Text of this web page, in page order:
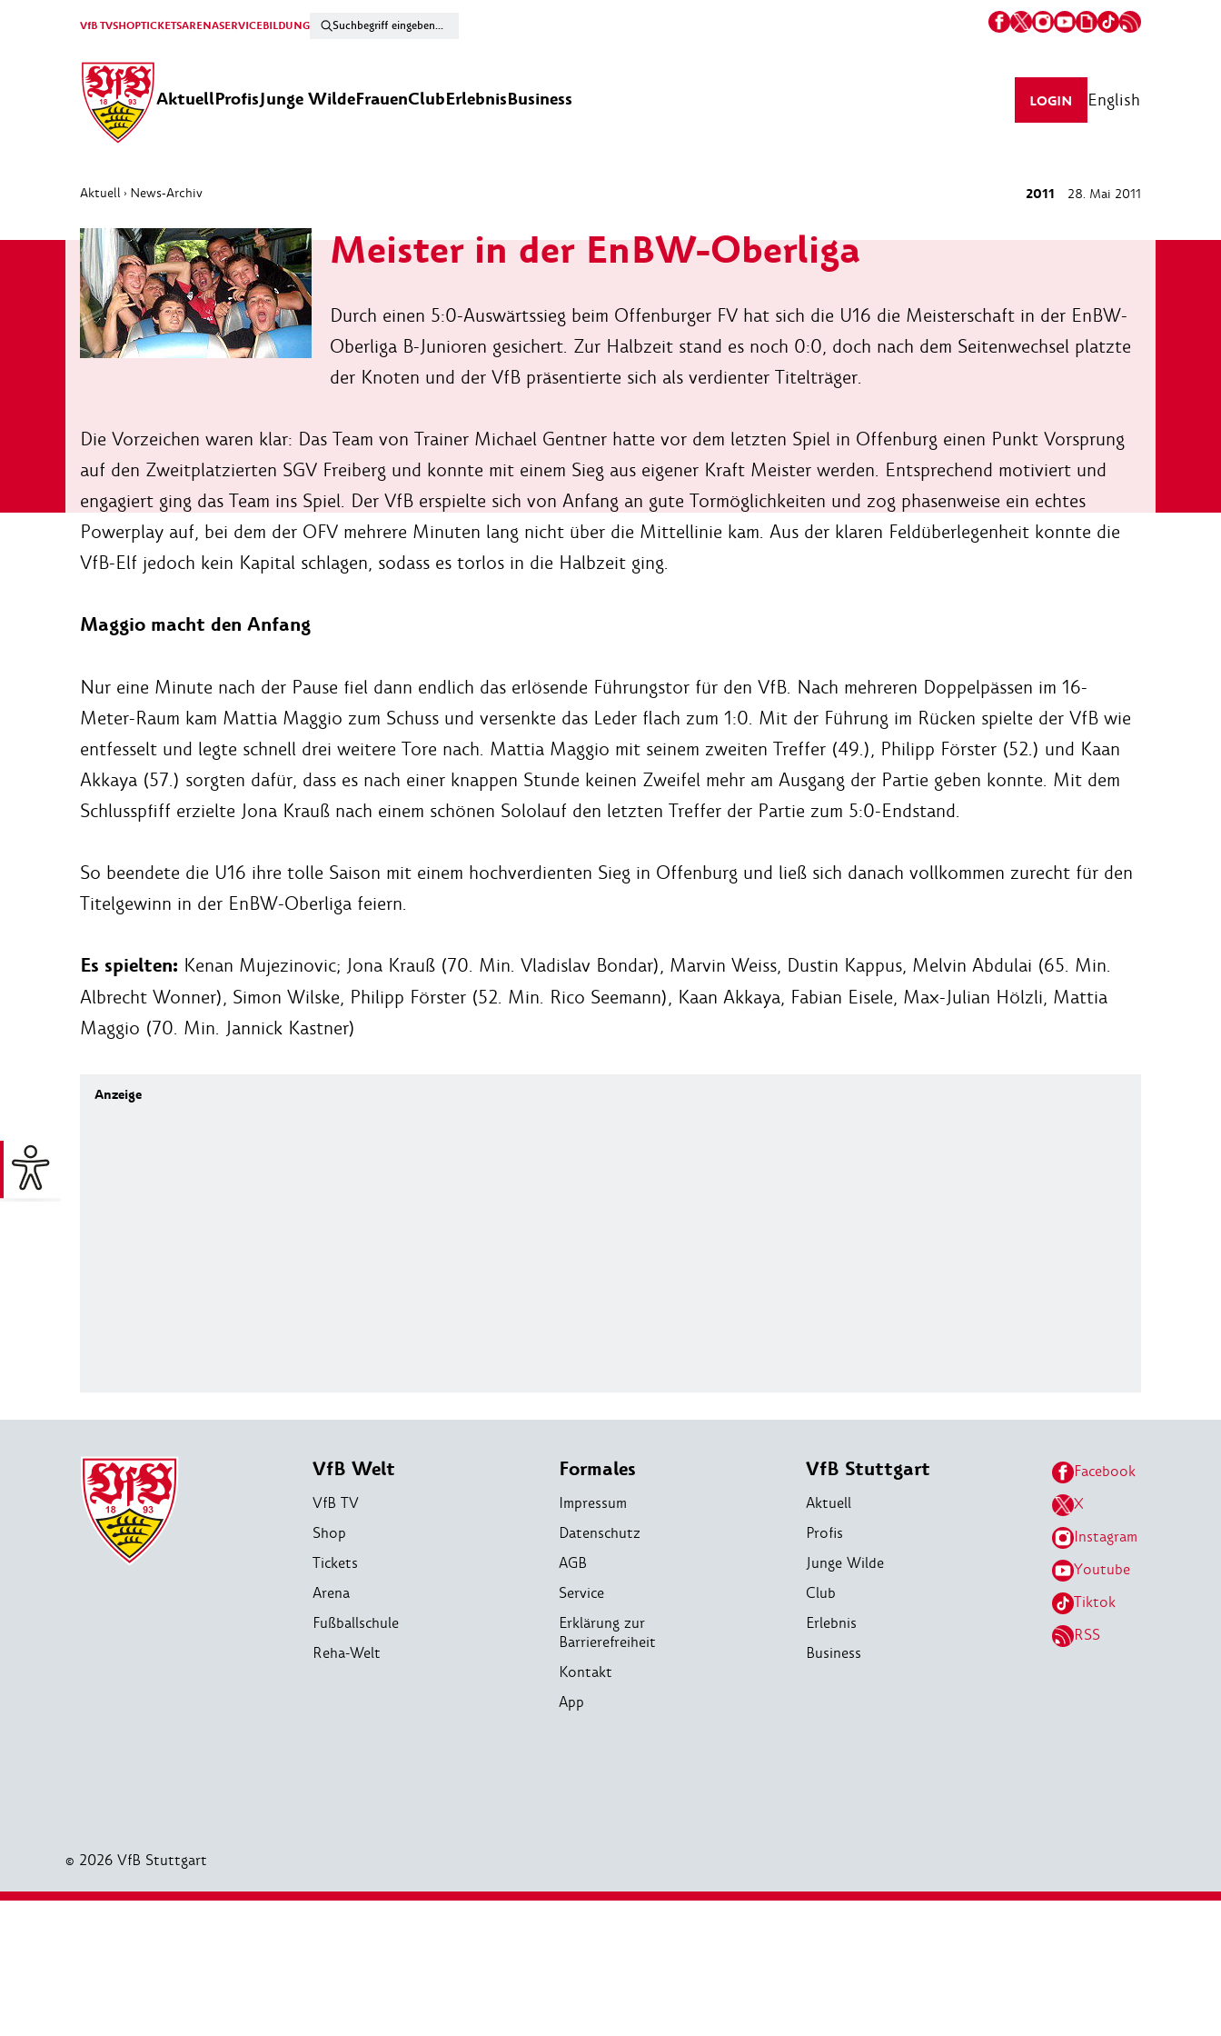
VfB TVSHOPTICKETSARENASERVICEBILDUNG
AktuellProfisJunge WildeFrauenClubErlebnisBusiness LOGIN English
Aktuell › News-Archiv 2011 28. Mai 2011
Meister in der EnBW-Oberliga
Durch einen 5:0-Auswärtssieg beim Offenburger FV hat sich die U16 die Meisterschaft in der EnBW-
Oberliga B-Junioren gesichert. Zur Halbzeit stand es noch 0:0, doch nach dem Seitenwechsel platzte
der Knoten und der VfB präsentierte sich als verdienter Titelträger.
Die Vorzeichen waren klar: Das Team von Trainer Michael Gentner hatte vor dem letzten Spiel in Offenburg einen Punkt Vorsprung
auf den Zweitplatzierten SGV Freiberg und konnte mit einem Sieg aus eigener Kraft Meister werden. Entsprechend motiviert und
engagiert ging das Team ins Spiel. Der VfB erspielte sich von Anfang an gute Tormöglichkeiten und zog phasenweise ein echtes
Powerplay auf, bei dem der OFV mehrere Minuten lang nicht über die Mittellinie kam. Aus der klaren Feldüberlegenheit konnte die
VfB-Elf jedoch kein Kapital schlagen, sodass es torlos in die Halbzeit ging.
Maggio macht den Anfang
Nur eine Minute nach der Pause fiel dann endlich das erlösende Führungstor für den VfB. Nach mehreren Doppelpässen im 16-
Meter-Raum kam Mattia Maggio zum Schuss und versenkte das Leder flach zum 1:0. Mit der Führung im Rücken spielte der VfB wie
entfesselt und legte schnell drei weitere Tore nach. Mattia Maggio mit seinem zweiten Treffer (49.), Philipp Förster (52.) und Kaan
Akkaya (57.) sorgten dafür, dass es nach einer knappen Stunde keinen Zweifel mehr am Ausgang der Partie geben konnte. Mit dem
Schlusspfiff erzielte Jona Krauß nach einem schönen Sololauf den letzten Treffer der Partie zum 5:0-Endstand.
So beendete die U16 ihre tolle Saison mit einem hochverdienten Sieg in Offenburg und ließ sich danach vollkommen zurecht für den
Titelgewinn in der EnBW-Oberliga feiern.
Es spielten: Kenan Mujezinovic; Jona Krauß (70. Min. Vladislav Bondar), Marvin Weiss, Dustin Kappus, Melvin Abdulai (65. Min.
Albrecht Wonner), Simon Wilske, Philipp Förster (52. Min. Rico Seemann), Kaan Akkaya, Fabian Eisele, Max-Julian Hölzli, Mattia
Maggio (70. Min. Jannick Kastner)
VfB Welt
VfB TV
Shop
Tickets
Arena
Fußballschule
Reha-Welt
Formales
Impressum
Datenschutz
AGB
Service
Erklärung zur
Barrierefreiheit
Kontakt
App
VfB Stuttgart
Aktuell
Profis
Junge Wilde
Club
Erlebnis
Business
Facebook
X
Instagram
Youtube
Tiktok
RSS
© 2026 VfB Stuttgart